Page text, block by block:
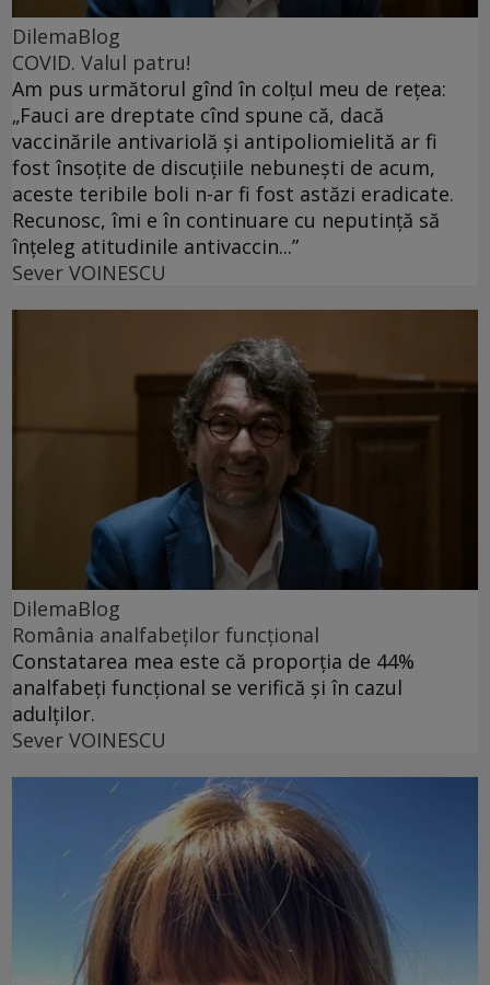
DilemaBlog
COVID. Valul patru!
Am pus următorul gînd în colțul meu de rețea:
„Fauci are dreptate cînd spune că, dacă
vaccinările antivariolă și antipoliomielită ar fi
fost însoțite de discuțiile nebunești de acum,
aceste teribile boli n-ar fi fost astăzi eradicate.
Recunosc, îmi e în continuare cu neputință să
înțeleg atitudinile antivaccin...”
Sever VOINESCU
DilemaBlog
România analfabeților funcțional
Constatarea mea este că proporția de 44%
analfabeți funcțional se verifică și în cazul
adulților.
Sever VOINESCU